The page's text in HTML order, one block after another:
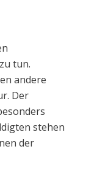
tun.
andere
Der
stehen
der